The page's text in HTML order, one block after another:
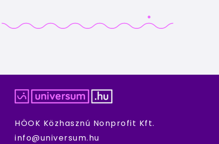
HÖOK Közhasznú Nonprofit Kft.
info@universum.hu